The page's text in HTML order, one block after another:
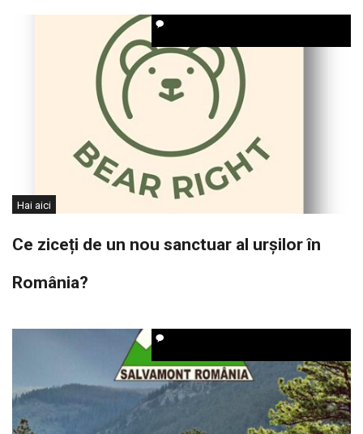
Hai aici
Ce ziceți de un nou sanctuar al urșilor în
România?